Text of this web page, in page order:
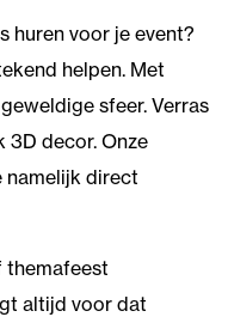
huren voor je event?
helpen. Met
sfeer. Verras
3D decor. Onze
namelijk direct
themafeest
altijd voor dat